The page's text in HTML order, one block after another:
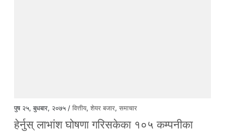
पुष २५, बुधबार, २०७५ /वित्तीय,शेयर बजार,समाचार
हेर्नुस् लाभांश घोषणा गरिसकेका १०५ कम्पनीका